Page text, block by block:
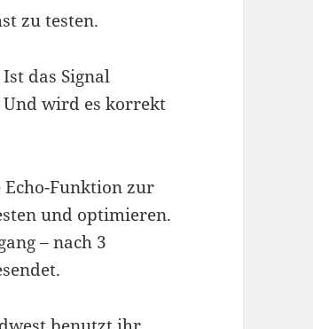
zu testen.
das Signal
Und wird es korrekt
Funktion zur
und optimieren.
– nach 3